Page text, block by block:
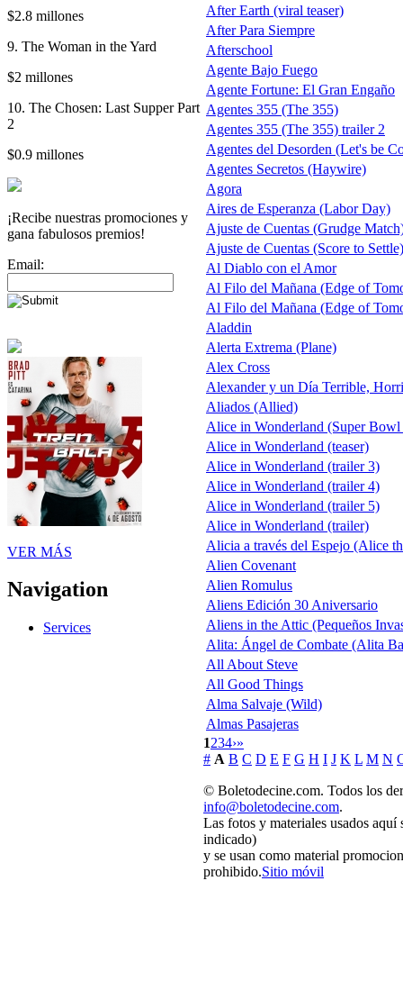
$2.8 millones
9. The Woman in the Yard
$2 millones
10. The Chosen: Last Supper Part
2
$0.9 millones
¡Recibe nuestras promociones y
gana fabulosos premios!
Email:
VER MÁS
Navigation
Services
After Earth (viral teaser)
After Para Siempre
Afterschool
Agente Bajo Fuego
Agente Fortune: El Gran Engaño
Agentes 355 (The 355)
Agentes 355 (The 355) trailer 2
Agentes del Desorden (Let's be
Agentes Secretos (Haywire)
Agora
Aires de Esperanza (Labor Day)
Ajuste de Cuentas (Grudge
Ajuste de Cuentas (Score to Settle)
Al Diablo con el Amor
Al Filo del Mañana (Edge of
Al Filo del Mañana (Edge of
Aladdin
Alerta Extrema (Plane)
Alex Cross
Alexander y un Día Terrible,
Aliados (Allied)
Alice in Wonderland (Super
Alice in Wonderland (teaser)
Alice in Wonderland (trailer 3)
Alice in Wonderland (trailer 4)
Alice in Wonderland (trailer 5)
Alice in Wonderland (trailer)
Alicia a través del Espejo (Alice
Alien Covenant
Alien Romulus
Aliens Edición 30 Aniversario
Aliens in the Attic (Pequeños
Alita: Ángel de Combate (Alita
All About Steve
All Good Things
Alma Salvaje (Wild)
Almas Pasajeras
1234›»
# A B C D E F G H I J K L M N
© Boletodecine.com. Todos los
info@boletodecine.com.
Las fotos y materiales usados
indicado)
y se usan como material
prohibido.Sitio móvil